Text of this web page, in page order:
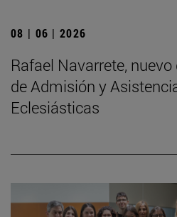
08 | 06 | 2026
Rafael Navarrete,
de Admisión y
Eclesiásticas